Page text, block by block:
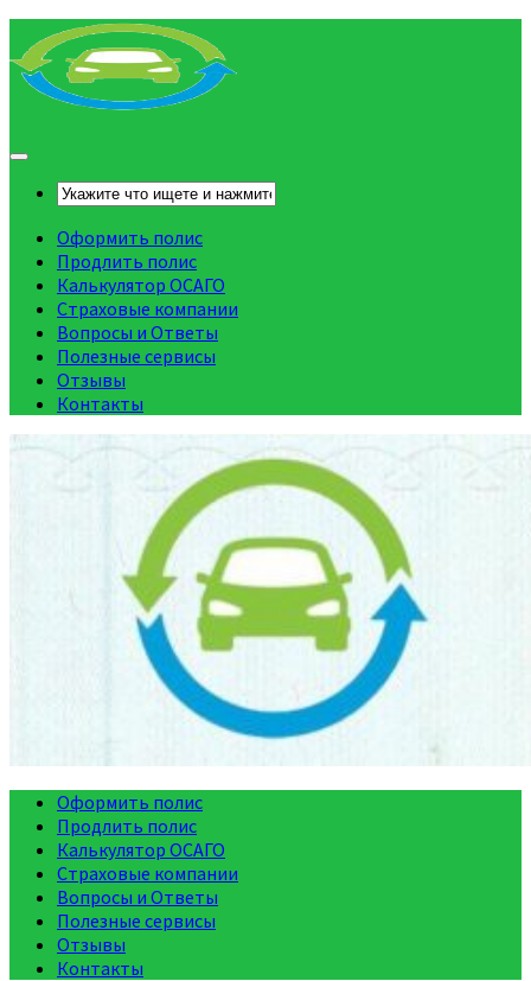
Оформить полис
Продлить полис
Калькулятор ОСАГО
Страховые компании
Вопросы и Ответы
Полезные сервисы
Отзывы
Контакты
Оформить полис
Продлить полис
Калькулятор ОСАГО
Страховые компании
Вопросы и Ответы
Полезные сервисы
Отзывы
Контакты